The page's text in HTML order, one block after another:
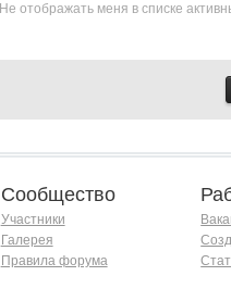
Не отображать меня в списке
Сообщество
Участники
Галерея
Правила форума